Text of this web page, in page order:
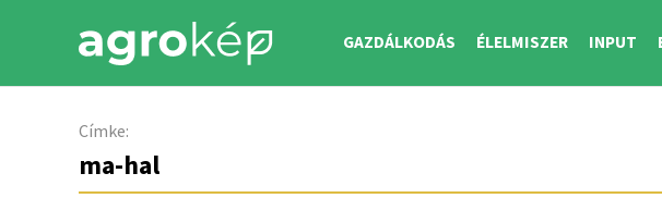
GAZDÁLKODÁS ÉLELMISZER INPUT
Címke:
ma-hal